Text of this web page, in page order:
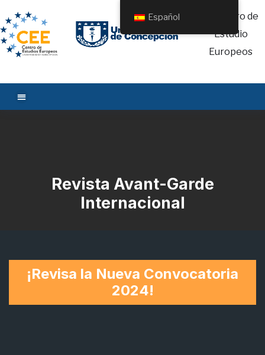
Revista Avant-Garde
Internacional
¡Revisa la Nueva Convocatoria
2024!
Español